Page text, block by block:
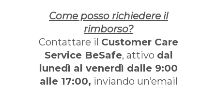
Come posso richiedere il
rimborso?
Contattare il Customer Care
Service BeSafe, attivo dal
lunedì al venerdì dalle 9:00
alle 17:00, inviando un’email